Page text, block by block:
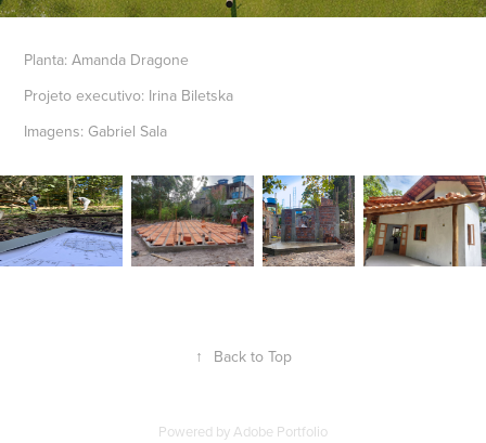
Planta: Amanda Dragone
Projeto executivo: Irina Biletska
Imagens: Gabriel Sala
↑ Back to Top
Powered byAdobe Portfolio